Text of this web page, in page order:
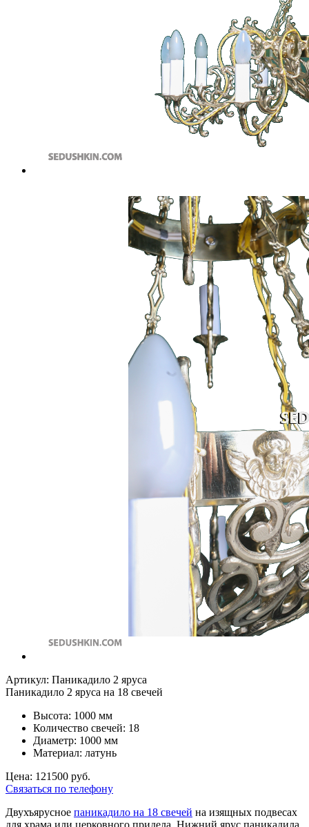
Артикул: Паникадило 2 яруса
Паникадило 2 яруса на 18 свечей
Высота: 1000 мм
Количество свечей: 18
Диаметр: 1000 мм
Материал: латунь
Цена: 121500 руб.
Связаться по телефону
Двухъярусное паникадило на 18 свечей на изящных подвесах